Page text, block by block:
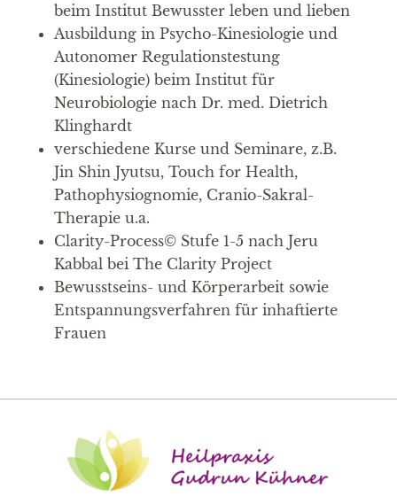
beim Institut Bewusster leben und lieben
Ausbildung in Psycho-Kinesiologie und
Autonomer Regulationstestung
(Kinesiologie) beim Institut für
Neurobiologie nach Dr. med. Dietrich
Klinghardt
verschiedene Kurse und Seminare, z.B.
Jin Shin Jyutsu, Touch for Health,
Pathophysiognomie, Cranio-Sakral-
Therapie u.a.
Clarity-Process© Stufe 1-5 nach Jeru
Kabbal bei The Clarity Project
Bewusstseins- und Körperarbeit sowie
Entspannungsverfahren für inhaftierte
Frauen